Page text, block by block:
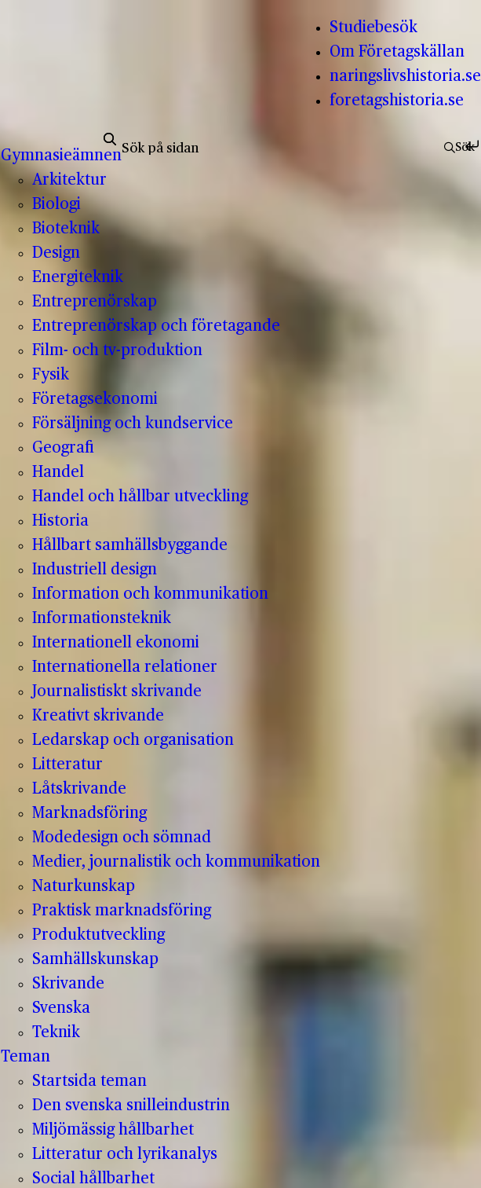
Studiebesök
Om Företagskällan
naringslivshistoria.se
foretagshistoria.se
Gymnasieämnen
Arkitektur
Biologi
Bioteknik
Design
Energiteknik
Entreprenörskap
Entreprenörskap och företagande
Film- och tv-produktion
Fysik
Företagsekonomi
Försäljning och kundservice
Geografi
Handel
Handel och hållbar utveckling
Historia
Hållbart samhällsbyggande
Industriell design
Information och kommunikation
Informationsteknik
Internationell ekonomi
Internationella relationer
Journalistiskt skrivande
Kreativt skrivande
Ledarskap och organisation
Litteratur
Låtskrivande
Marknadsföring
Modedesign och sömnad
Medier, journalistik och kommunikation
Naturkunskap
Praktisk marknadsföring
Produktutveckling
Samhällskunskap
Skrivande
Svenska
Teknik
Teman
Startsida teman
Den svenska snilleindustrin
Miljömässig hållbarhet
Litteratur och lyrikanalys
Social hållbarhet
Sök efter: Sök